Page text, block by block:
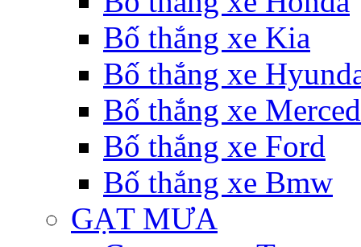
Bố thắng xe Kia
Bố thắng xe
Bố thắng xe
Bố thắng xe Ford
Bố thắng xe Bmw
GẠT MƯA